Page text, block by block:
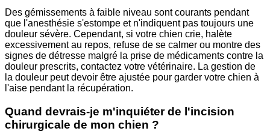
Des gémissements à faible niveau sont courants pendant
que l'anesthésie s'estompe et n'indiquent pas toujours une
douleur sévère. Cependant, si votre chien crie, halète
excessivement au repos, refuse de se calmer ou montre des
signes de détresse malgré la prise de médicaments contre la
douleur prescrits, contactez votre vétérinaire. La gestion de
la douleur peut devoir être ajustée pour garder votre chien à
l'aise pendant la récupération.
Quand devrais-je m'inquiéter de l'incision
chirurgicale de mon chien ?